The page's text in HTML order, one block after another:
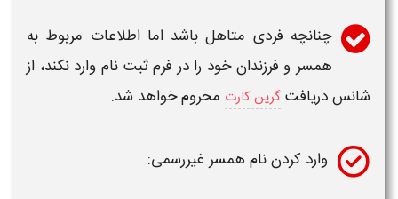
چنانچه فردی متاهل باشد اما اطلاعات مربوط به
همسر و فرزندان خود را در فرمثبت نام وارد نکند، از
شانس دریافت گرین کارت محروم خواهد شد.
وارد کردن نام همسر غیررسمی: